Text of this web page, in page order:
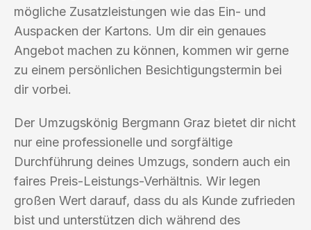
mögliche Zusatzleistungen wie das Ein- und
Auspacken der Kartons. Um dir ein genaues
Angebot machen zu können, kommen wir gerne
zu einem persönlichen Besichtigungstermin bei
dir vorbei.
Der Umzugskönig Bergmann Graz bietet dir nicht
nur eine professionelle und sorgfältige
Durchführung deines Umzugs, sondern auch ein
faires Preis-Leistungs-Verhältnis. Wir legen
großen Wert darauf, dass du als Kunde zufrieden
bist und unterstützen dich während des